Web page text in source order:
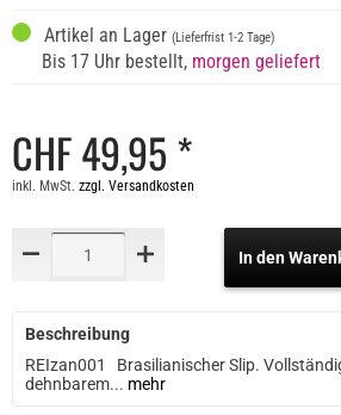
Artikel an Lager (Lieferfrist 1-2 Tage)
Bis 17 Uhr bestellt, morgen geliefert
CHF 49,95 *
inkl. MwSt. zzgl. Versandkosten
In den
Beschreibung
REIzan001 Brasilianischer Slip.
dehnbarem... mehr